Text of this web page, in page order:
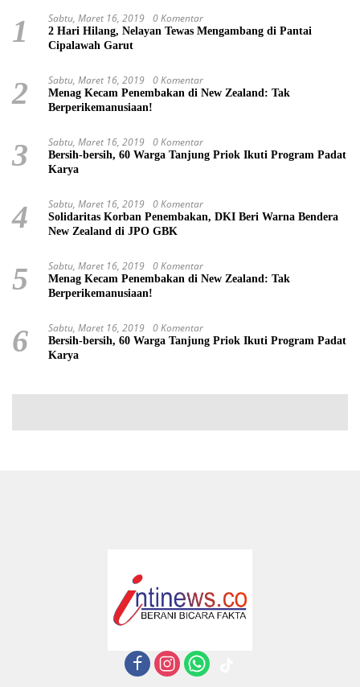
1 Sabtu, Maret 16, 2019 0 Komentar
2 Hari Hilang, Nelayan Tewas Mengambang di Pantai
Cipalawah Garut
2 Sabtu, Maret 16, 2019 0 Komentar
Menag Kecam Penembakan di New Zealand: Tak
Berperikemanusiaan!
3 Sabtu, Maret 16, 2019 0 Komentar
Bersih-bersih, 60 Warga Tanjung Priok Ikuti Program Padat
Karya
4 Sabtu, Maret 16, 2019 0 Komentar
Solidaritas Korban Penembakan, DKI Beri Warna Bendera
New Zealand di JPO GBK
5 Sabtu, Maret 16, 2019 0 Komentar
Menag Kecam Penembakan di New Zealand: Tak
Berperikemanusiaan!
6 Sabtu, Maret 16, 2019 0 Komentar
Bersih-bersih, 60 Warga Tanjung Priok Ikuti Program Padat
Karya